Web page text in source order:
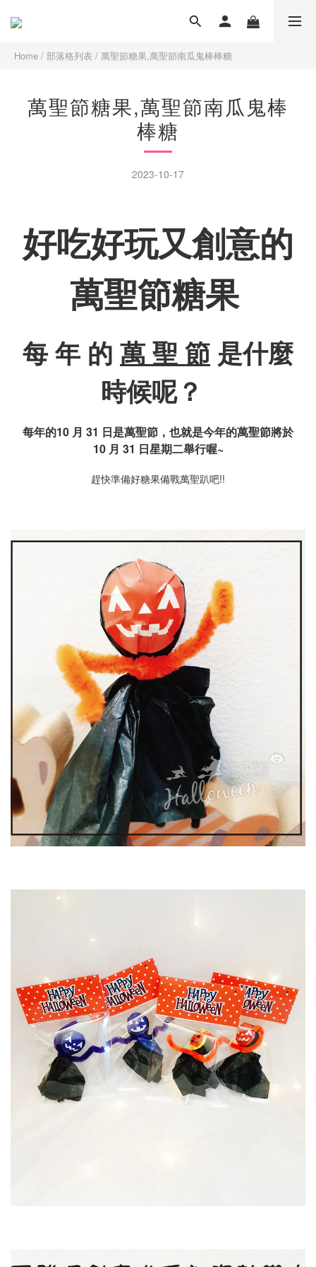
Home / 部落格列表 / 萬聖節糖果,萬聖節南瓜鬼棒棒糖
萬聖節糖果,萬聖節南瓜鬼棒
棒糖
2023-10-17
好吃好玩又創意的
萬聖節糖果
每 年 的 萬 聖 節 是什麼
時候呢？
每年的10 月 31 日是萬聖節，也就是今年的萬聖節將於
10 月 31 日星期二舉行喔~
趕快準備好糖果備戰萬聖趴吧!!